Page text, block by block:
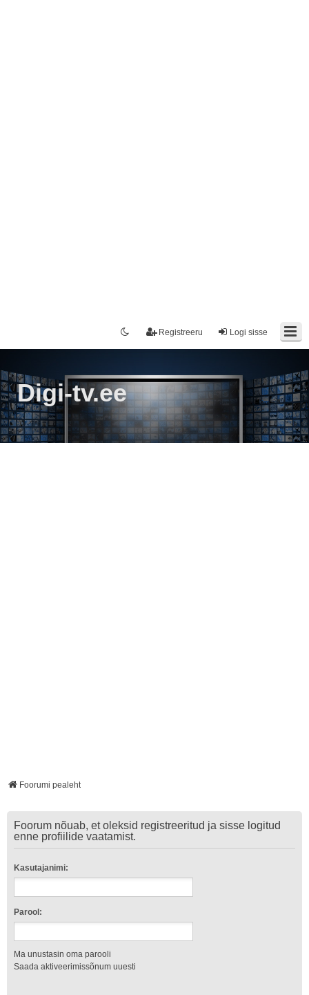
Logi sisse
Registreeru
Digi-tv.ee
Foorumi pealeht
Foorum nõuab, et oleksid registreeritud ja sisse logitud
enne profiilide vaatamist.
Kasutajanimi:
Parool:
Ma unustasin oma parooli
Saada aktiveerimissõnum uuesti